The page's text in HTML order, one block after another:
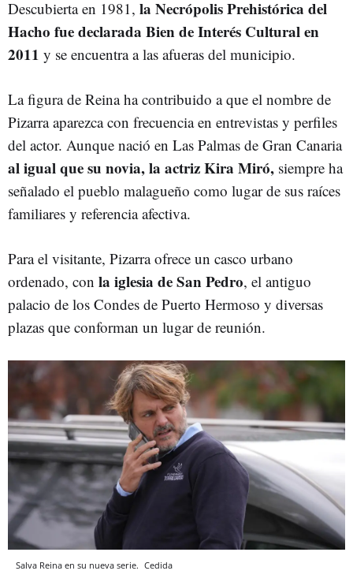
Descubierta en 1981, la Necrópolis Prehistórica del
Hacho fue declarada Bien de Interés Cultural en
2011 y se encuentra a las afueras del municipio.
La figura de Reina ha contribuido a que el nombre de
Pizarra aparezca con frecuencia en entrevistas y perfiles
del actor. Aunque nació en Las Palmas de Gran Canaria
al igual que su novia, la actriz Kira Miró, siempre ha
señalado el pueblo malagueño como lugar de sus raíces
familiares y referencia afectiva.
Para el visitante, Pizarra ofrece un casco urbano
ordenado, con la iglesia de San Pedro, el antiguo
palacio de los Condes de Puerto Hermoso y diversas
plazas que conforman un lugar de reunión.
Salva Reina en su nueva serie. Cedida